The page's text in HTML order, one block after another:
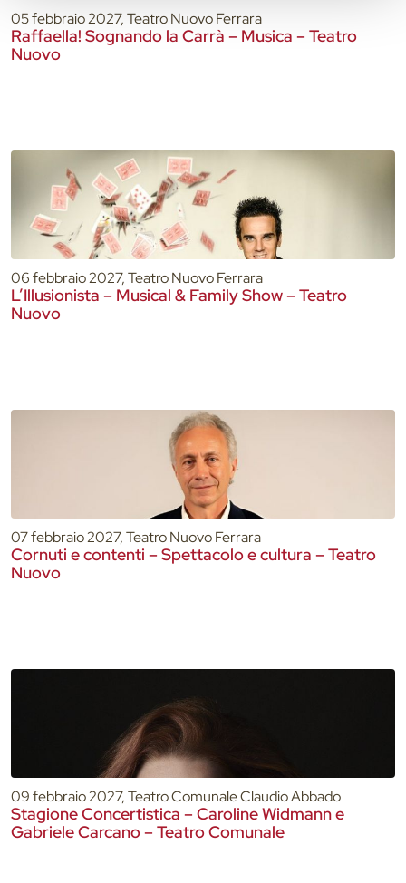
05 febbraio 2027, Teatro Nuovo Ferrara
Raffaella! Sognando la Carrà – Musica – Teatro
Nuovo
06 febbraio 2027, Teatro Nuovo Ferrara
L’Illusionista – Musical & Family Show – Teatro
Nuovo
07 febbraio 2027, Teatro Nuovo Ferrara
Cornuti e contenti – Spettacolo e cultura – Teatro
Nuovo
09 febbraio 2027, Teatro Comunale Claudio Abbado
Stagione Concertistica – Caroline Widmann e
Gabriele Carcano – Teatro Comunale